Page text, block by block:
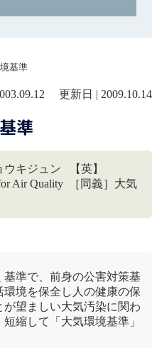
基準
更新日 | 2009.10.14
準
ウキジュン 【英】
Air Quality ［同義］大気
基準で、前身の公害対策基
環境を保全し人の健康の保
が望ましい大気汚染に関わ
縮して「 大気環境基準 」